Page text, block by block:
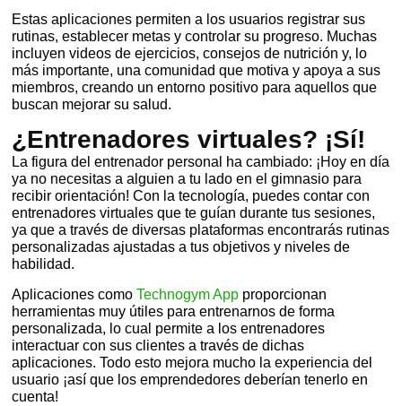
Estas aplicaciones permiten a los usuarios registrar sus
rutinas, establecer metas y controlar su progreso. Muchas
incluyen videos de ejercicios, consejos de nutrición y, lo
más importante, una comunidad que motiva y apoya a sus
miembros, creando un entorno positivo para aquellos que
buscan mejorar su salud.
¿Entrenadores virtuales? ¡Sí!
La figura del entrenador personal ha cambiado: ¡Hoy en día
ya no necesitas a alguien a tu lado en el gimnasio para
recibir orientación! Con la tecnología, puedes contar con
entrenadores virtuales que te guían durante tus sesiones,
ya que a través de diversas plataformas encontrarás rutinas
personalizadas ajustadas a tus objetivos y niveles de
habilidad.
Aplicaciones comoTechnogym App proporcionan
herramientas muy útiles para entrenarnos de forma
personalizada, lo cual permite a los entrenadores
interactuar con sus clientes a través de dichas
aplicaciones. Todo esto mejora mucho la experiencia del
usuario ¡así que los emprendedores deberían tenerlo en
cuenta!